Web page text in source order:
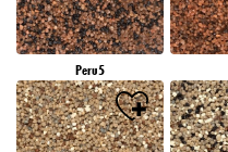
Peru5